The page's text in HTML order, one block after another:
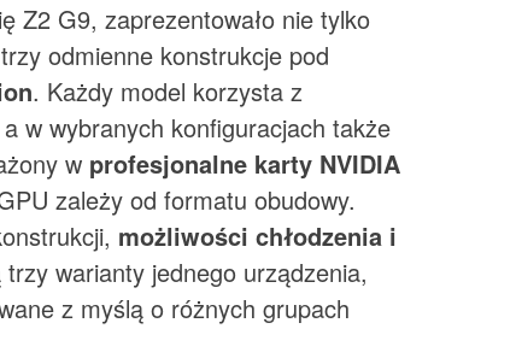
Z2 G9, zaprezentowało nie tylko
odmienne konstrukcje pod
. Każdy model korzysta z
w wybranych konfiguracjach także
w profesjonalne karty NVIDIA
zależy od formatu obudowy.
możliwości chłodzenia i
trzy warianty jednego urządzenia,
z myślą o różnych grupach